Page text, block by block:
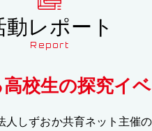
動レポート
Report
校生の探究イ
しずおか共育ネット主催